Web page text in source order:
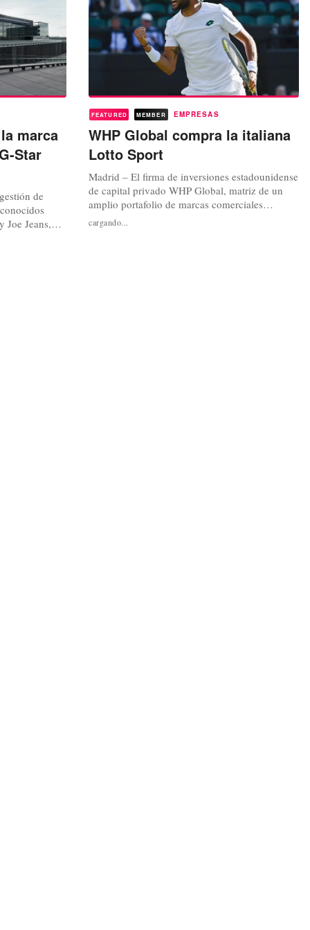
marca
Star
de
Joe Jeans,
una
RAW, una
FEATURED MEMBER EMPRESAS
WHP Global compra la italiana
Lotto Sport
Madrid – El firma de inversiones estadounidense
de capital privado WHP Global, matriz de un
amplio portafolio de marcas comerciales
integrado por firmas de moda, como Anne Klein
y Joseph Abboud, y por cadenas especializadas
cargando...